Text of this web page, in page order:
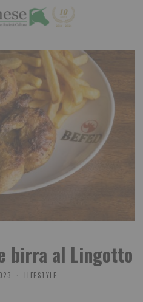
birra al Lingotto
LIFESTYLE